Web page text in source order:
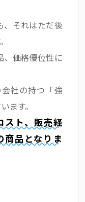
、それはただ後
、価格優位性に
社の持つ「強
ます。
スト、販売経
商品となりま